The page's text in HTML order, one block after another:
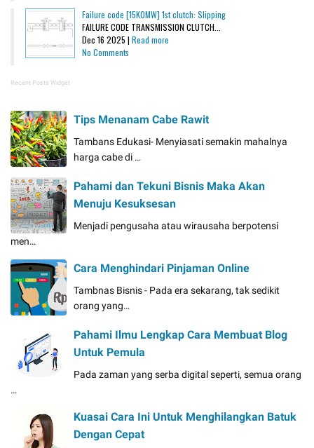
Failure code [15K0MW] 1st clutch: Slipping
FAILURE CODE TRANSMISSION CLUTCH...
Dec 16 2025 | Read more
No Comments
Recent Posts Widget
Tips Menanam Cabe Rawit
Tambans Edukasi- Menyiasati semakin mahalnya
harga cabe di …
Pahami dan Tekuni Bisnis Maka Akan
Menuju Kesuksesan
Menjadi pengusaha atau wirausaha berpotensi
men…
Cara Menghindari Pinjaman Online
Tambnas Bisnis - Pada era sekarang, tak sedikit
orang yang…
Pahami Ilmu Lengkap Cara Membuat Blog
Untuk Pemula
Pada zaman yang serba digital seperti, semua orang
…
Kuasai Cara Ini Untuk Menghilangkan Batuk
Dengan Cepat